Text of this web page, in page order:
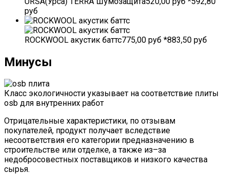
руб
ROCKWOOL акустик баттс775,00 руб *883,50 руб
Минусы
Класс экологичности указывает на соответствие плиты
osb для внутренних работ
Отрицательные характеристики, по отзывам
покупателей, продукт получает вследствие
несоответствия его категории предназначению в
строительстве или отделке, а также из–за
недобросовестных поставщиков и низкого качества
сырья.